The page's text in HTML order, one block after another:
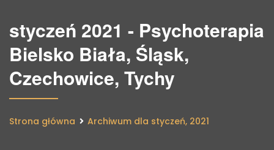
styczeń 2021 - Psychoterapia
Bielsko Biała, Śląsk,
Czechowice, Tychy
Strona główna Archiwum dla styczeń, 2021